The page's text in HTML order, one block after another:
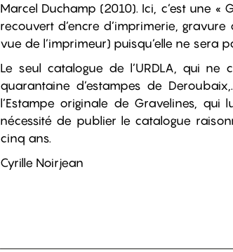
Marcel Duchamp (2010). Ici, c’est une
recouvert d’encre d’imprimerie,
vue de l’imprimeur) puisqu’elle ne sera
Le seul catalogue de l’URDLA, qui ne
quarantaine d’estampes de
l’Estampe originale de Gravelines,
nécessité de publier le catalogue
cinq ans.
Cyrille Noirjean